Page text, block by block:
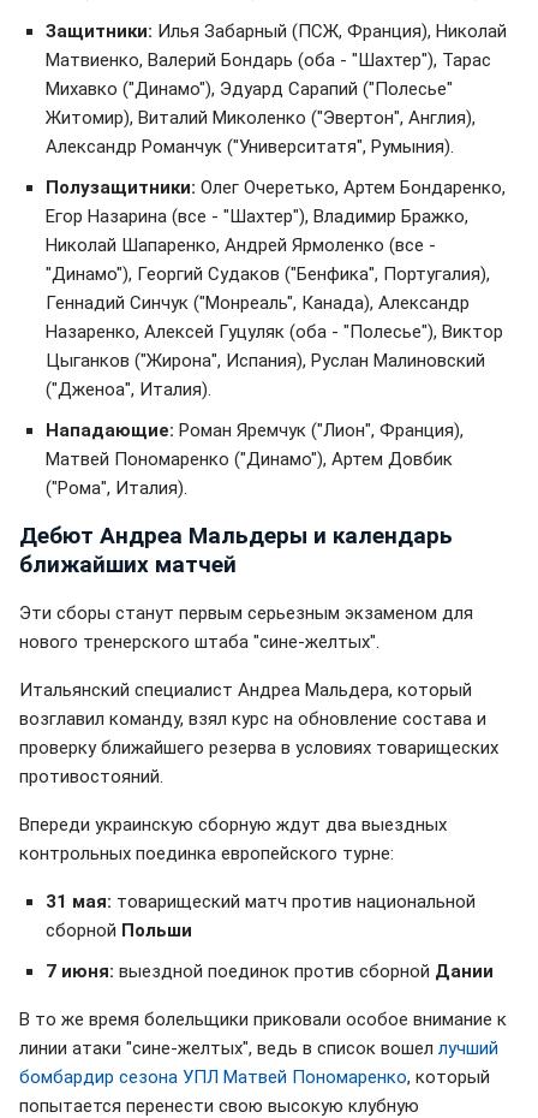
Защитники: Илья Забарный (ПСЖ, Франция), Николай
Матвиенко, Валерий Бондарь (оба - "Шахтер"), Тарас
Михавко ("Динамо"), Эдуард Сарапий ("Полесье"
Житомир), Виталий Миколенко ("Эвертон", Англия),
Александр Романчук ("Университатя", Румыния).
Полузащитники: Олег Очеретько, Артем Бондаренко,
Егор Назарина (все - "Шахтер"), Владимир Бражко,
Николай Шапаренко, Андрей Ярмоленко (все -
"Динамо"), Георгий Судаков ("Бенфика", Португалия),
Геннадий Синчук ("Монреаль", Канада), Александр
Назаренко, Алексей Гуцуляк (оба - "Полесье"), Виктор
Цыганков ("Жирона", Испания), Руслан Малиновский
("Дженоа", Италия).
Нападающие: Роман Яремчук ("Лион", Франция),
Матвей Пономаренко ("Динамо"), Артем Довбик
("Рома", Италия).
Дебют Андреа Мальдеры и календарь
ближайших матчей
Эти сборы станут первым серьезным экзаменом для
нового тренерского штаба "сине-желтых".
Итальянский специалист Андреа Мальдера, который
возглавил команду, взял курс на обновление состава и
проверку ближайшего резерва в условиях товарищеских
противостояний.
Впереди украинскую сборную ждут два выездных
контрольных поединка европейского турне:
31 мая: товарищеский матч против национальной
сборной Польши
7 июня: выездной поединок против сборной Дании
В то же время болельщики приковали особое внимание к
линии атаки "сине-желтых", ведь в список вошел лучший
бомбардир сезона УПЛ Матвей Пономаренко, который
попытается перенести свою высокую клубную